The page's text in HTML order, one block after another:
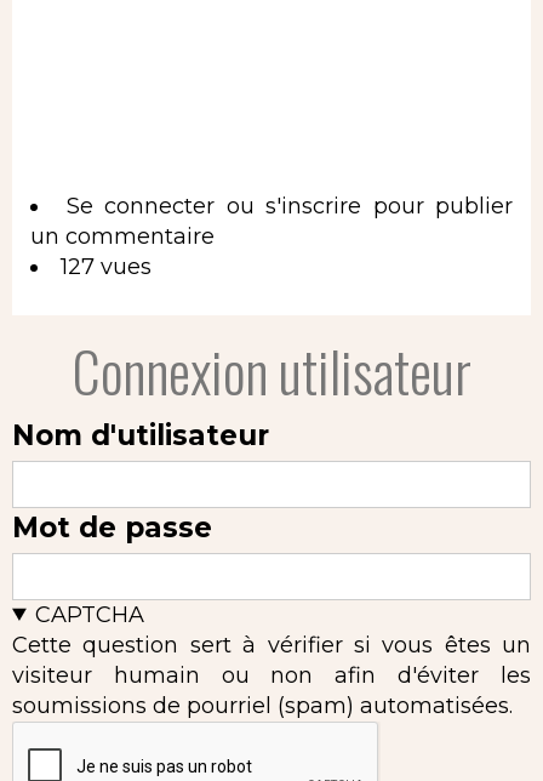
Se connecter ou s'inscrire pour publier
un commentaire
127 vues
Connexion utilisateur
Nom d'utilisateur
Mot de passe
CAPTCHA
Cette question sert à vérifier si vous êtes un
visiteur humain ou non afin d'éviter les
soumissions de pourriel (spam) automatisées.